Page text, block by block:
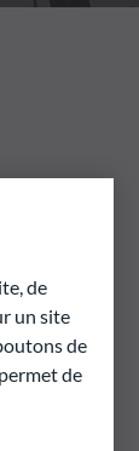
de
un site
de
de